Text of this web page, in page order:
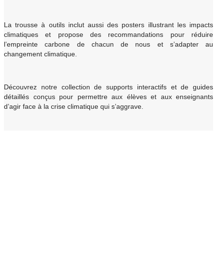
La trousse à outils inclut aussi des posters illustrant les impacts
climatiques et propose des recommandations pour réduire
l’empreinte carbone de chacun de nous et s’adapter au
changement climatique.
Découvrez notre collection de supports interactifs et de guides
détaillés conçus pour permettre aux élèves et aux enseignants
d’agir face à la crise climatique qui s’aggrave.